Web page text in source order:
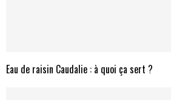
Eau de raisin Caudalie : à quoi ça sert ?